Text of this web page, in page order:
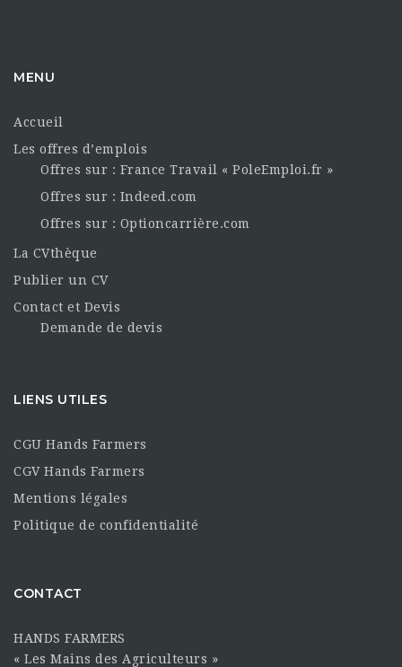
MENU
Accueil
Les offres d’emplois
Offres sur : France Travail « PoleEmploi.fr »
Offres sur : Indeed.com
Offres sur : Optioncarrière.com
La CVthèque
Publier un CV
Contact et Devis
Demande de devis
LIENS UTILES
CGU Hands Farmers
CGV Hands Farmers
Mentions légales
Politique de confidentialité
CONTACT
HANDS FARMERS
« Les Mains des Agriculteurs »